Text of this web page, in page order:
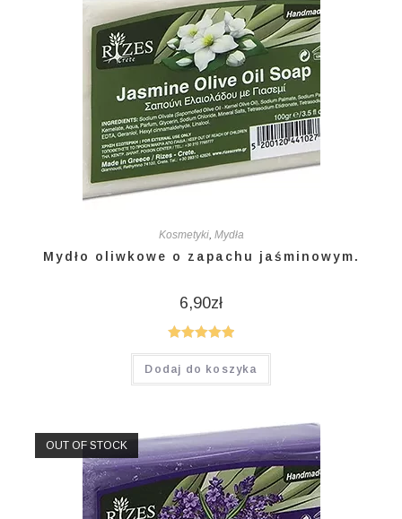
Kosmetyki, Mydła
Mydło oliwkowe o zapachu jaśminowym.
6,90zł
Oceniono
5.00na 5
Dodaj do koszyka
OUT OF STOCK